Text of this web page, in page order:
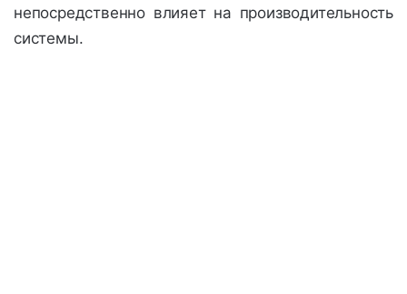
непосредственно влияет на производительность
системы.